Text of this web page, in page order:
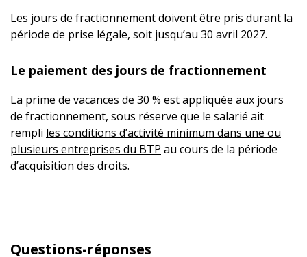
Les jours de fractionnement doivent être pris durant la
période de prise légale, soit jusqu’au 30 avril 2027.
Le paiement des jours de fractionnement
La prime de vacances de 30 % est appliquée aux jours
de fractionnement, sous réserve que le salarié ait
rempli les conditions d’activité minimum dans une ou
plusieurs entreprises du BTP au cours de la période
d’acquisition des droits.
Questions-réponses